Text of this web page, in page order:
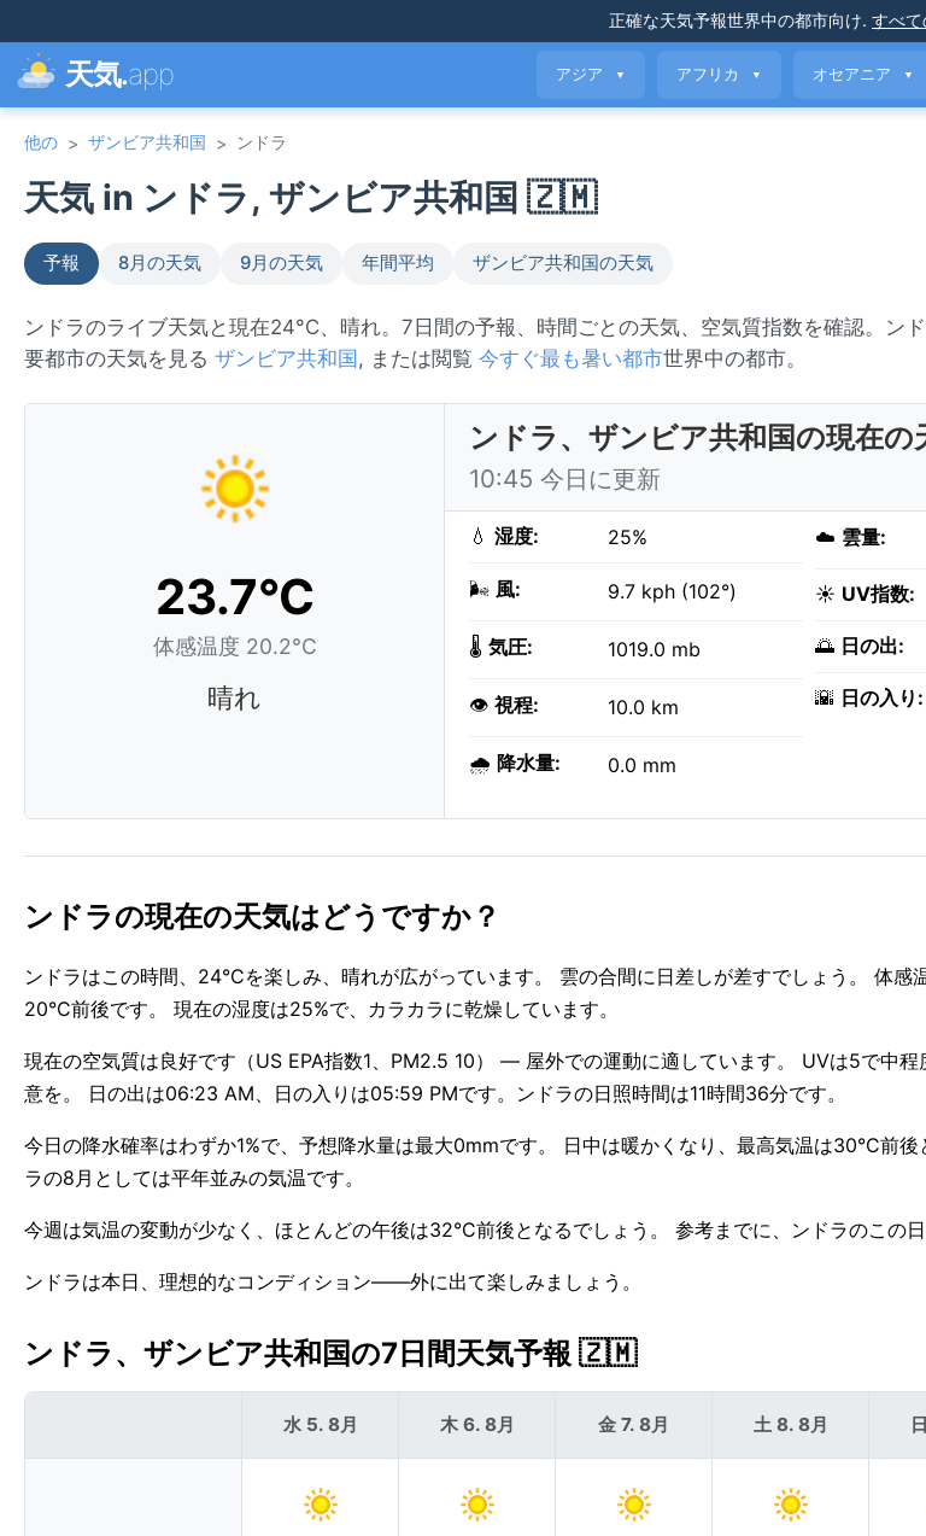
正確な天気予報世界中の都市向け. すべて
天気.app アジア ▼ アフリカ ▼ オセアニア ▼
他の > ザンビア共和国 > ンドラ
天気 in ンドラ, ザンビア共和国 🇿🇲
予報 8月の天気 9月の天気 年間平均 ザンビア共和国の天気
ンドラのライブ天気と現在24°C、晴れ。7日間の予報、時間ごとの天気、空気質指数を確認。ン
要都市の天気を見る ザンビア共和国 , または閲覧 今すぐ最も暑い都市世界中の都市。
23.7°C
体感温度 20.2°C
晴れ
ンドラ、ザンビア共和国の現在の
10:45 今日に更新
💧 湿度: 25%
🌬️ 風: 9.7 kph (102°)
🌡️ 気圧: 1019.0 mb
👁️ 視程: 10.0 km
🌧️ 降水量: 0.0 mm
☁️ 雲量:
☀️ UV指数:
🌅 日の出:
🌇 日の入り:
ンドラの現在の天気はどうですか？
ンドラはこの時間、24°Cを楽しみ、晴れが広がっています。 雲の合間に日差しが差すでしょう。 体感
20°C前後です。 現在の湿度は25%で、カラカラに乾燥しています。
現在の空気質は良好です（US EPA指数1、PM2.5 10） — 屋外での運動に適しています。 UVは5で中
意を。 日の出は06:23 AM、日の入りは05:59 PMです。ンドラの日照時間は11時間36分です。
今日の降水確率はわずか1%で、予想降水量は最大0mmです。 日中は暖かくなり、最高気温は30°C前
ラの8月としては平年並みの気温です。
今週は気温の変動が少なく、ほとんどの午後は32°C前後となるでしょう。 参考までに、ンドラのこの
ンドラは本日、理想的なコンディション——外に出て楽しみましょう。
ンドラ、ザンビア共和国の7日間天気予報 🇿🇲
水 5. 8月 木 6. 8月 金 7. 8月 土 8. 8月